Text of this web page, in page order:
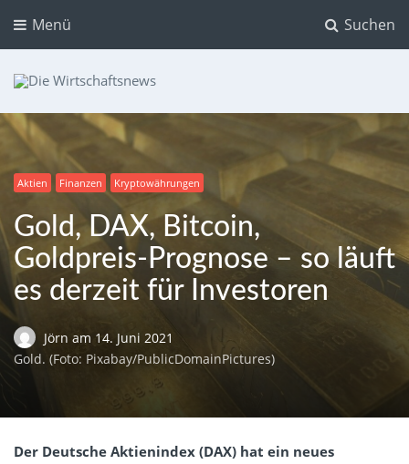
Suchen
Menü
Dein Ratgeber für Aktien und Kryptowährungen
Aktien Finanzen Kryptowährungen
Gold, DAX, Bitcoin,
Goldpreis-Prognose – so läuft
es derzeit für Investoren
Jörn am 14. Juni 2021
Gold. (Foto: Pixabay/PublicDomainPictures)
Der Deutsche Aktienindex (DAX) hat ein neues